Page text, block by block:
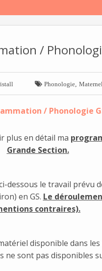
/
 Phonologie
plus en détail ma
Grande Section.
dessous le travail prévu
en GS. Le
contraires).
disponible dans
ne sont pas disponibles